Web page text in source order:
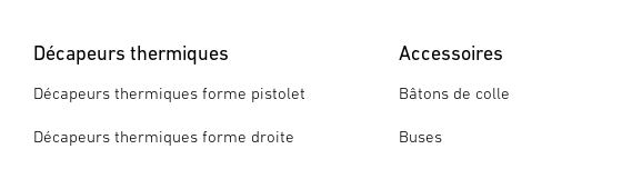
Décapeurs thermiques
Décapeurs thermiques forme pistolet
Décapeurs thermiques forme droite
Accessoires
Bâtons de colle
Buses